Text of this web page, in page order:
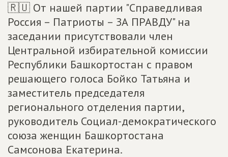
🇷🇺 От нашей партии "Справедливая
Россия – Патриоты – ЗА ПРАВДУ" на
заседании присутствовали член
Центральной избирательной комиссии
Республики Башкортостан с правом
решающего голоса Бойко Татьяна и
заместитель председателя
регионального отделения партии,
руководитель Социал-демократического
союза женщин Башкортостана
Самсонова Екатерина.